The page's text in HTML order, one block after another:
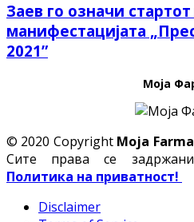
Заев го означи стартот
манифестацијата
2021”
Моја
© 2020 Copyright Moja Farma
Сите права се
Политика на приватност!
Disclaimer